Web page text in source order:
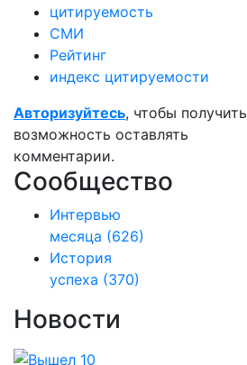
цитируемость
СМИ
Рейтинг
индекс цитируемости
Авторизуйтесь, чтобы получить
возможность оставлять
комментарии.
Сообщество
Интервью
месяца (626)
История
успеха (370)
Новости